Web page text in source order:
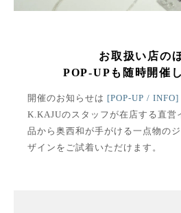
お取扱い店の
POP-UPも随時開催
開催のお知らせは [POP-UP / INFO]
K.KAJUのスタッフが在店する直営
品から奥西和が手がける一点物の
ザインをご試着いただけます。